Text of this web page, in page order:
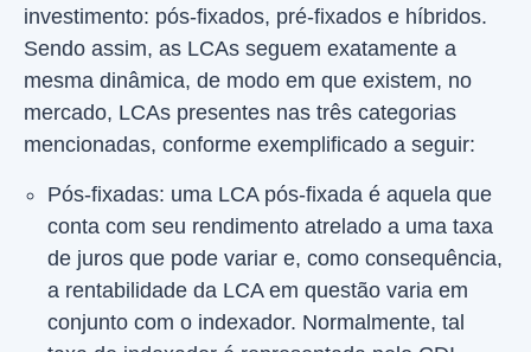
investimento: pós-fixados, pré-fixados e híbridos.
Sendo assim, as LCAs seguem exatamente a
mesma dinâmica, de modo em que existem, no
mercado, LCAs presentes nas três categorias
mencionadas, conforme exemplificado a seguir:
Pós-fixadas: uma LCA pós-fixada é aquela que
conta com seu rendimento atrelado a uma taxa
de juros que pode variar e, como consequência,
a rentabilidade da LCA em questão varia em
conjunto com o indexador. Normalmente, tal